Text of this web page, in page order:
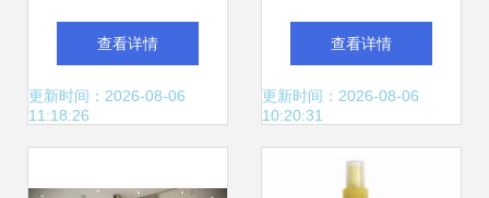
护肤品批发零售的
优选平台
查看详情
更新时间：2026-08-06
11:18:26
得“美妆界奥斯
卡”奖项！它家的产
品你一定买过
查看详情
更新时间：2026-08-06
10:20:31